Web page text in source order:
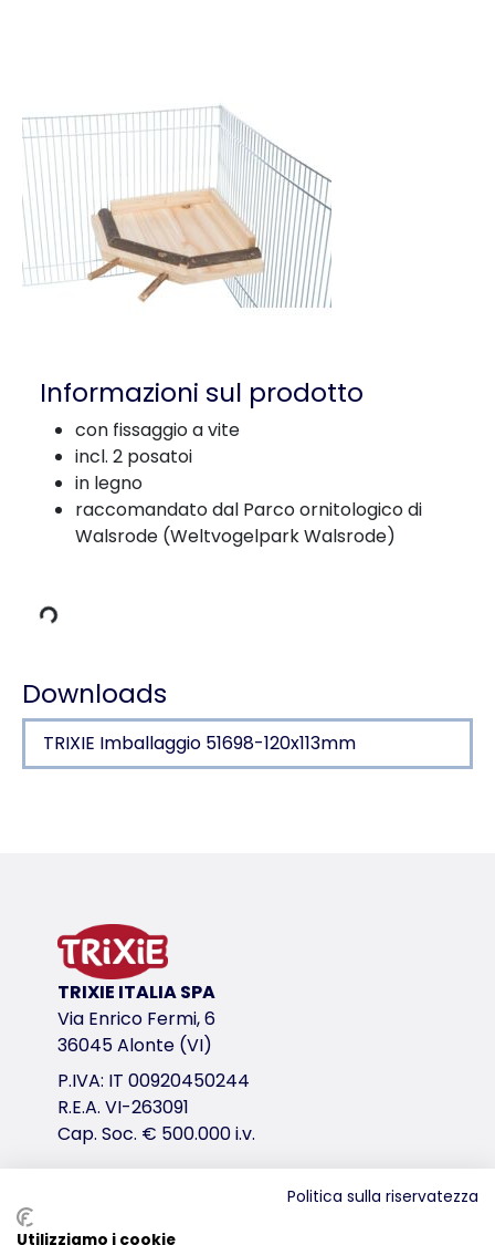
Informazioni sul prodotto
con fissaggio a vite
incl. 2 posatoi
in legno
raccomandato dal Parco ornitologico di
Walsrode (Weltvogelpark Walsrode)
Downloads
TRIXIE Imballaggio 51698-120x113mm
in legno
raccomandato dal Parco ornitologico di
variante di prodotto
variante di prodotto: numero unico del
Misure
19 × 19 cm
per es.
cocoriti
link per il download
TRIXIE ITALIA SPA
Via Enrico Fermi, 6
36045 Alonte (VI)
P.IVA: IT 00920450244
R.E.A. VI-263091
Cap. Soc. € 500.000 i.v.
Distribuzione
Politica sulla riservatezza
Utilizziamo i cookie